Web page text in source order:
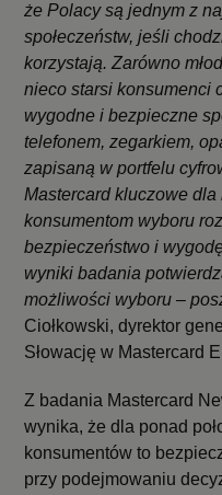
że Polacy są jednym z
społeczeństw, jeśli
korzystają. Zarówno
nieco starsi konsumenci
wygodne i bezpieczne
telefonem, zegarkiem,
zapisaną w portfelu
Mastercard kluczowe
konsumentom wyboru
bezpieczeństwo i
wyniki badania
możliwości wyboru –
Ciołkowski, dyrektor
Słowację w Mastercard
Z badania Mastercard
wynika, że dla ponad
konsumentów to
przy podejmowaniu